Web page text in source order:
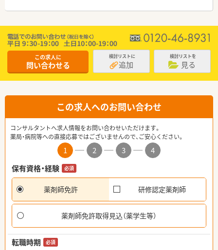
この求人に
問い合わせる
検討リストに
追加
検討リストを
見る
この求人へのお問い合わせ
コンサルタントへ求人情報をお問い合わせいただけます。
薬局・病院等への直接応募ではございませんので、ご安心ください。
1 2 3
4
保有資格・経験
必須
薬剤師免許 研修認定薬剤師
薬剤師免許取得見込（薬学生等）
転職時期 必須